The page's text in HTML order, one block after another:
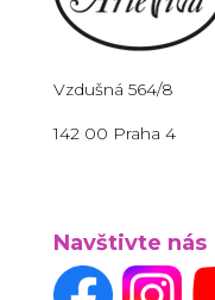
Vzdušná 564/8
142 00 Praha 4
Navštivte nás